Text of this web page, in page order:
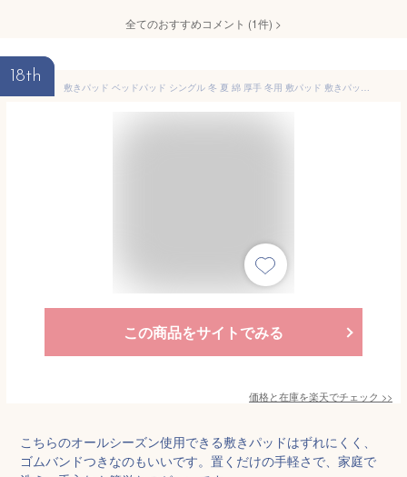
全てのおすすめコメント (1件) >
18th
敷きパッド ベッドパッド シングル 冬 夏 綿 厚手 冬用 敷パッド 敷きパット 夏用 シーツ 敷パット 寝具 布団 パッド 置くだけ おしゃれ オールシーズン ベッドシーツ ベッドパット 腰痛 暖かい 洗える 1年中 ベッド 子供 ずれ防止 ベット ゴムバンド フランネル
この商品をサイトでみる
価格と在庫を楽天でチェック >>
こちらのオールシーズン使用できる敷きパッドはずれにくく、
ゴムバンドつきなのもいいです。置くだけの手軽さで、家庭で